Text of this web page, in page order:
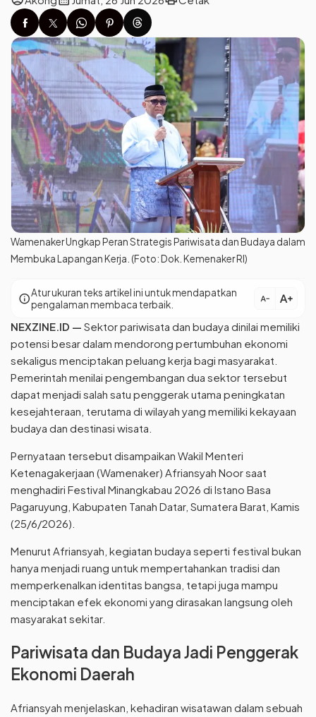
Wamenaker Ungkap Peran Strategis Pariwisata dan Budaya dalam
Membuka Lapangan Kerja. (Foto: Dok. Kemenaker RI)
infoAtur ukuran teks artikel ini untuk mendapatkan
pengalaman membaca terbaik.
text_decrease text_increase
NEXZINE.ID — Sektor pariwisata dan budaya dinilai memiliki
potensi besar dalam mendorong pertumbuhan ekonomi
sekaligus menciptakan peluang kerja bagi masyarakat.
Pemerintah menilai pengembangan dua sektor tersebut
dapat menjadi salah satu penggerak utama peningkatan
kesejahteraan, terutama di wilayah yang memiliki kekayaan
budaya dan destinasi wisata.
Pernyataan tersebut disampaikan Wakil Menteri
Ketenagakerjaan (Wamenaker) Afriansyah Noor saat
menghadiri Festival Minangkabau 2026 di Istano Basa
Pagaruyung, Kabupaten Tanah Datar, Sumatera Barat, Kamis
(25/6/2026).
Menurut Afriansyah, kegiatan budaya seperti festival bukan
hanya menjadi ruang untuk mempertahankan tradisi dan
memperkenalkan identitas bangsa, tetapi juga mampu
menciptakan efek ekonomi yang dirasakan langsung oleh
masyarakat sekitar.
Pariwisata dan Budaya Jadi Penggerak
Ekonomi Daerah
Afriansyah menjelaskan, kehadiran wisatawan dalam sebuah